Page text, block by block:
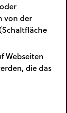
oder
von der
Webseiten
die das